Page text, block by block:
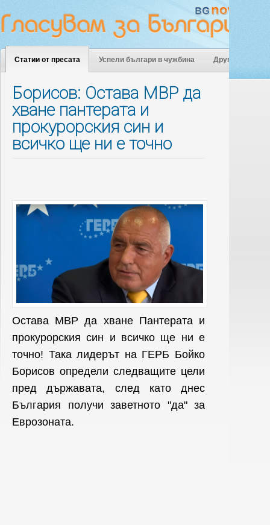
Статии от пресата Успели българи в чужбина Други
Борисов: Остава МВР да
хване пантерата и
прокурорския син и
всичко ще ни е точно
Остава МВР да хване Пантерата и
прокурорския син и всичко ще ни е
точно! Така лидерът на ГЕРБ Бойко
Борисов определи следващите цели
пред държавата, след като днес
България получи заветното "да" за
Еврозоната.